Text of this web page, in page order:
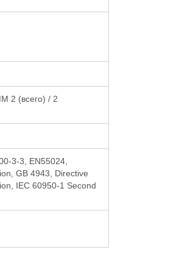
2 (всего) / 2
3-3, EN55024,
GB 4943, Directive
IEC 60950-1 Second